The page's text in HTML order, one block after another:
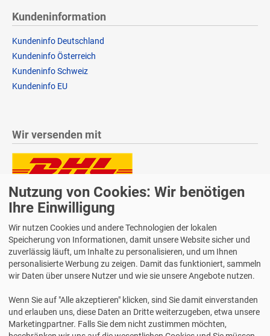
Kundeninformation
Kundeninfo Deutschland
Kundeninfo Österreich
Kundeninfo Schweiz
Kundeninfo EU
Wir versenden mit
Lieferung auch an Packstationen und Postfilialen
Samstagszustellung
Bequeme Zahlung über Paypal
2 Jahre Gewährleistung
Nutzung von Cookies: Wir benötigen
Ihre Einwilligung
Wir nutzen Cookies und andere Technologien der lokalen
Speicherung von Informationen, damit unsere Website sicher und
zuverlässig läuft, um Inhalte zu personalisieren, und um Ihnen
personalisierte Werbung zu zeigen. Damit das funktioniert, sammeln
wir Daten über unsere Nutzer und wie sie unsere Angebote nutzen.
Wenn Sie auf "Alle akzeptieren" klicken, sind Sie damit einverstanden
und erlauben uns, diese Daten an Dritte weiterzugeben, etwa unsere
Marketingpartner. Falls Sie dem nicht zustimmen möchten,